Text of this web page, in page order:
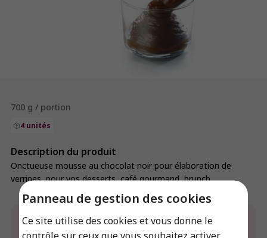
Panneau de gestion des cookies
Ce site utilise des cookies et vous donne le
contrôle sur ceux que vous souhaitez activer
700 g / portion
4 unités
Description du produit
Onctueuse mousse au chocolat noir pour élaboration de
verrines, pour vos desserts, café gourmand, brunch
Envie de connaitre le prix de ce produit ?